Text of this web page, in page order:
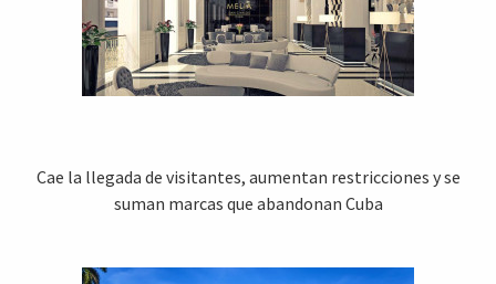
Cae la llegada de visitantes, aumentan restricciones y se
suman marcas que abandonan Cuba